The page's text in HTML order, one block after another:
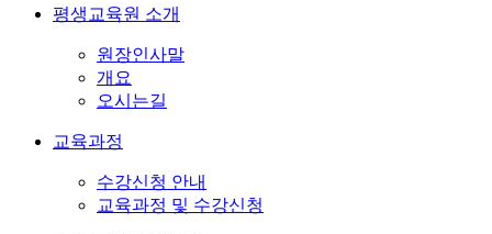
평생교육원 소개
원장인사말
개요
오시는길
교육과정
수강신청 안내
교육과정 및 수강신청